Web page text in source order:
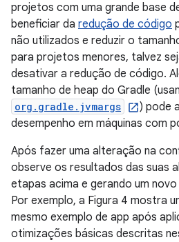
projetos com uma grande base
beneficiar da redução de código
não utilizados e reduzir o
para projetos menores, talvez
desativar a redução de código.
tamanho de heap do Gradle
org.gradle.jvmargs
) pode
desempenho em máquinas com
Após fazer uma alteração na
observe os resultados das suas
etapas acima e gerando um
Por exemplo, a Figura 4 mostra
mesmo exemplo de app após
otimizações básicas descritas